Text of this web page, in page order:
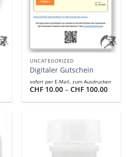
UNCATEGORIZED
Digitaler Gutschein
sofort per E-Mail, zum Ausdrucken
CHF 10.00 –CHF 100.00
bis